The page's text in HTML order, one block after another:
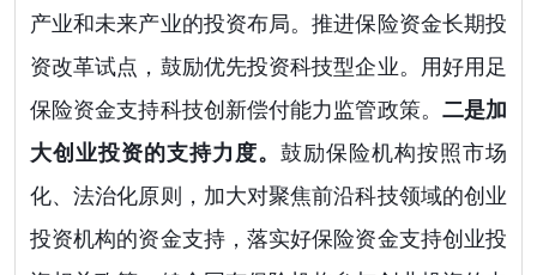
产业和未来产业的投资布局。推进保险资金长期投
资改革试点，鼓励优先投资科技型企业。用好用足
保险资金支持科技创新偿付能力监管政策。 二是加
大创业投资的支持力度。鼓励保险机构按照市场
化、法治化原则，加大对聚焦前沿科技领域的创业
投资机构的资金支持，落实好保险资金支持创业投